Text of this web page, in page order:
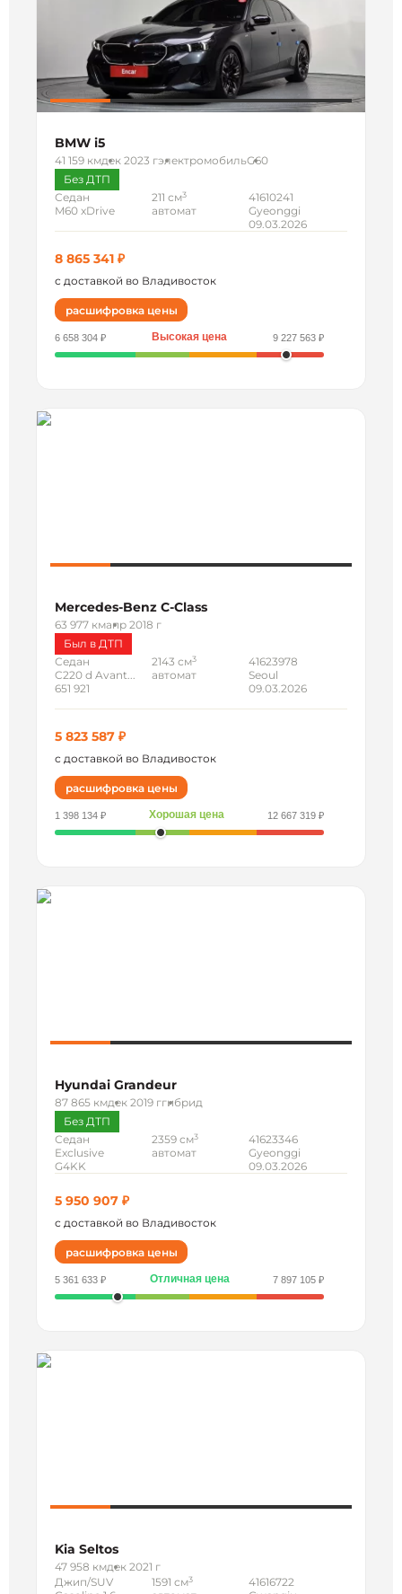
BMW i5
41 159 кмдек 2023 гэлектромобильG60
Без ДТП
Седан
M60 xDrive
211 см3
автомат
41610241
Gyeonggi
09.03.2026
8 865 341 ₽
с доставкой во Владивосток
расшифровка цены
6 658 304 ₽ Высокая цена 9 227 563 ₽
Mercedes-Benz C-Class
63 977 кмапр 2018 г
Был в ДТП
Седан
C220 d Avant...
651 921
2143 см3
автомат
41623978
Seoul
09.03.2026
5 823 587 ₽
с доставкой во Владивосток
расшифровка цены
1 398 134 ₽ Хорошая цена 12 667 319 ₽
Hyundai Grandeur
87 865 кмдек 2019 ггибрид
Без ДТП
Седан
Exclusive
G4KK
2359 см3
автомат
41623346
Gyeonggi
09.03.2026
5 950 907 ₽
с доставкой во Владивосток
расшифровка цены
5 361 633 ₽ Отличная цена 7 897 105 ₽
Kia Seltos
47 958 кмдек 2021 г
Джип/SUV
1591 см3
41616722